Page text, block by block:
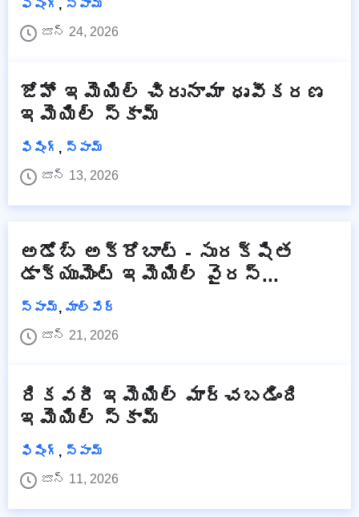
ఫిషింగ్ , స్పామ్
జూన్ 24, 2026
జోహో ఇమెయిల్ చిరునామా ధృవీకరణ
ఇమెయిల్ స్కామ్
ఫిషింగ్ , స్పామ్
జూన్ 13, 2026
అడోబ్ అక్రోబాట్ - సురక్షిత
డాక్యుమెంట్ ఇమెయిల్ వైరస్...
స్పామ్, మాల్వేర్
జూన్ 21, 2026
రికవరీ ఇమెయిల్ మార్చబడింది
ఇమెయిల్ స్కామ్
ఫిషింగ్ , స్పామ్
జూన్ 11, 2026